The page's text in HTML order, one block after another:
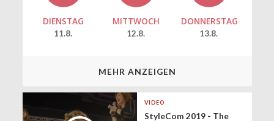
DIENSTAG
11.8.
MITTWOCH
12.8.
DONNERSTAG
13.8.
MEHR ANZEIGEN
VIDEO
StyleCom 2019 - The